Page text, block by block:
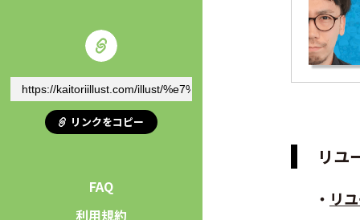
リンクをコピー
FAQ
利用規約
リユ
リ